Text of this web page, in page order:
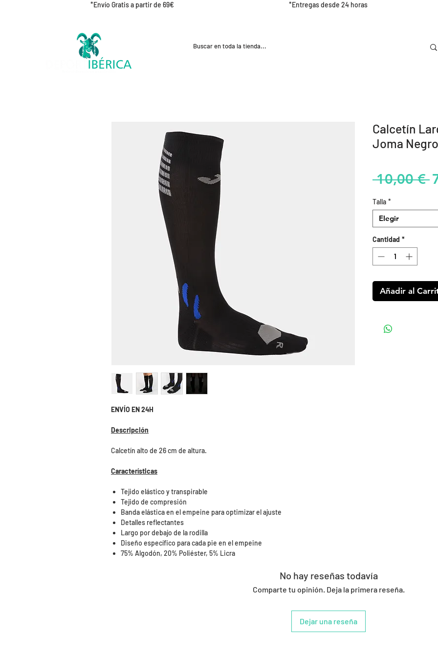
*Envío Gratis a partir de 69€ *Entregas desde 24 horas
ENVÍO EN 24H
Descripción
Calcetín alto de 26 cm de altura.
Características
Tejido elástico y transpirable
Tejido de compresión
Banda elástica en el empeine para optimizar el ajuste
Detalles reflectantes
Largo por debajo de la rodilla
Diseño específico para cada pie en el empeine
75% Algodón, 20% Poliéster, 5% Licra
Calcetín
Joma Negro
10,00 €
Talla *
Elegir
Cantidad *
Añadir al
No hay reseñas todavía
Comparte tu opinión. Deja la primera reseña.
Dejar una reseña